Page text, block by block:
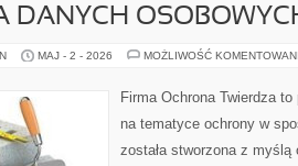
DANYCH
MAJ - 2 - 2026 MOŻLIWOŚĆ
Firma Ochrona Twierdza
na tematyce ochrony w
została stworzona z